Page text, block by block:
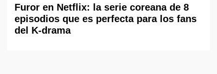
Furor en Netflix: la serie coreana de 8
episodios que es perfecta para los fans
del K-drama